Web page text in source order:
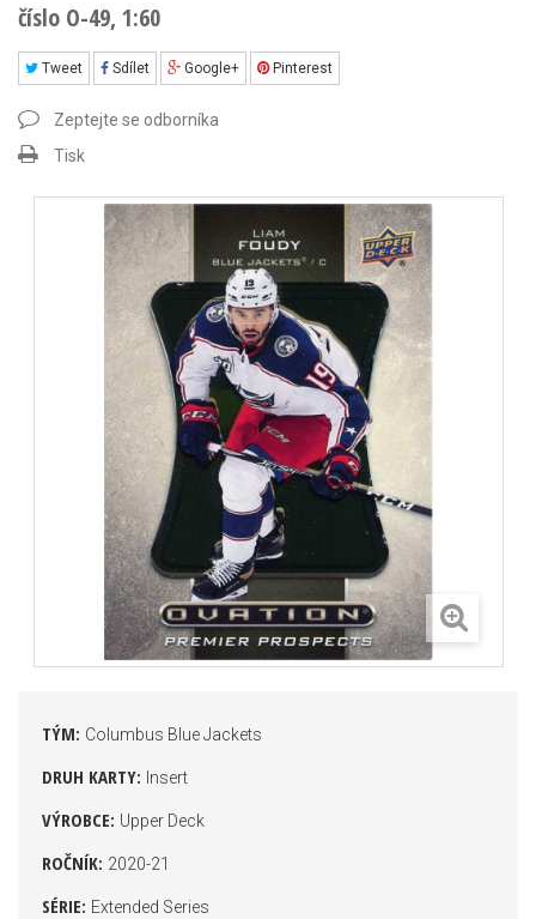
číslo O-49, 1:60
Tweet Sdílet Google+ Pinterest
Zeptejte se odborníka
Tisk
TÝM: Columbus Blue Jackets
DRUH KARTY: Insert
VÝROBCE: Upper Deck
ROČNÍK: 2020-21
SÉRIE: Extended Series